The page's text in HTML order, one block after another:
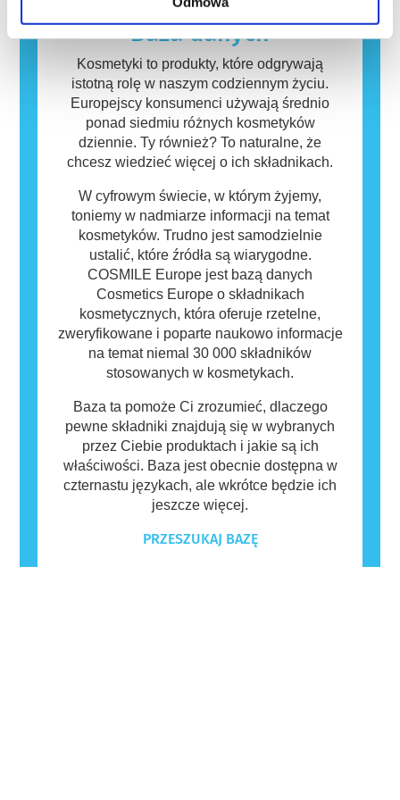
funkcjonowania układu hormonalnego.
Kosmetyki i produkty do pielęgnacji ciała
mogą zawierać składniki, które dla niektórych
osób mogą okazać się alergizujące. Nie
oznacza to jednak, że produkt nie jest
bezpieczny dla innych.
Baza danych
Kosmetyki to produkty, które odgrywają
istotną rolę w naszym codziennym życiu.
Europejscy konsumenci używają średnio
ponad siedmiu różnych kosmetyków
dziennie. Ty również? To naturalne, że
chcesz wiedzieć więcej o ich składnikach.
W cyfrowym świecie, w którym żyjemy,
toniemy w nadmiarze informacji na temat
kosmetyków. Trudno jest samodzielnie
ustalić, które źródła są wiarygodne.
COSMILE Europe jest bazą danych
Cosmetics Europe o składnikach
kosmetycznych, która oferuje rzetelne,
zweryfikowane i poparte naukowo informacje
na temat niemal 30 000 składników
stosowanych w kosmetykach.
Baza ta pomoże Ci zrozumieć, dlaczego
pewne składniki znajdują się w wybranych
przez Ciebie produktach i jakie są ich
właściwości. Baza jest obecnie dostępna w
czternastu językach, ale wkrótce będzie ich
jeszcze więcej.
PRZESZUKAJ BAZĘ